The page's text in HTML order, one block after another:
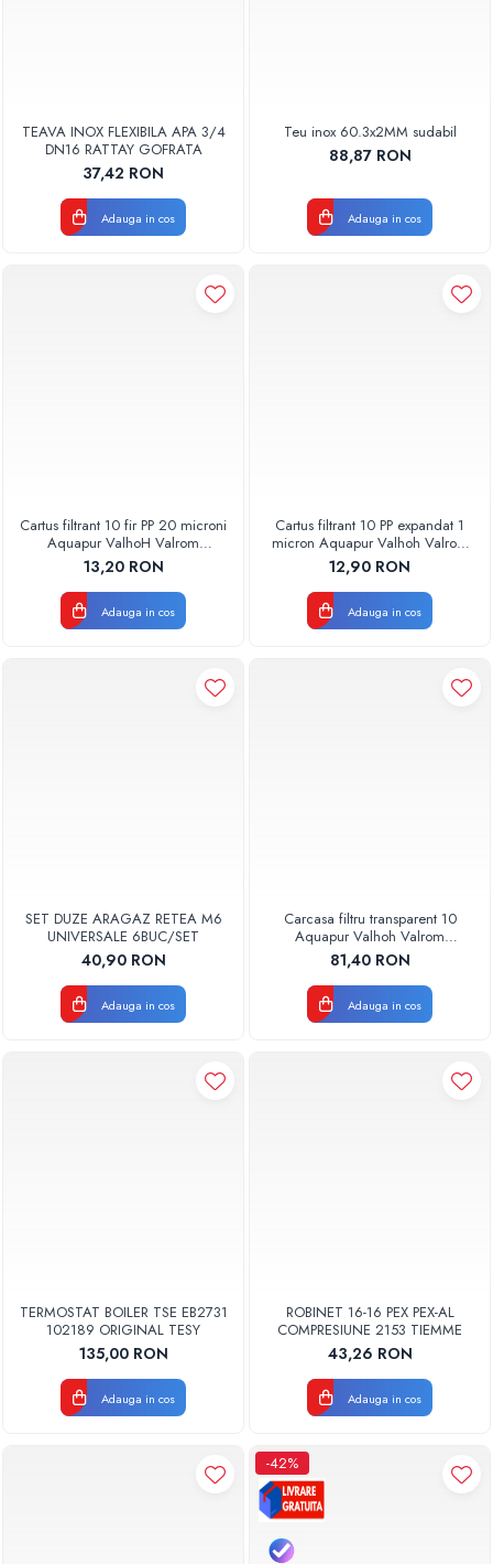
TEAVA INOX FLEXIBILA APA 3/4
DN16 RATTAY GOFRATA
37,42 RON
Adauga in cos
Teu inox 60.3x2MM sudabil
88,87 RON
Adauga in cos
Cartus filtrant 10 fir PP 20 microni
Aquapur ValhoH Valrom
AQUA07000210020
13,20 RON
Adauga in cos
Cartus filtrant 10 PP expandat 1
micron Aquapur Valhoh Valrom
AQUA07100110001
12,90 RON
Adauga in cos
SET DUZE ARAGAZ RETEA M6
UNIVERSALE 6BUC/SET
40,90 RON
Adauga in cos
Carcasa filtru transparent 10
Aquapur Valhoh Valrom
AQUA00110001032
81,40 RON
Adauga in cos
TERMOSTAT BOILER TSE EB2731
102189 ORIGINAL TESY
135,00 RON
Adauga in cos
ROBINET 16-16 PEX PEX-AL
COMPRESIUNE 2153 TIEMME
43,26 RON
Adauga in cos
-42%